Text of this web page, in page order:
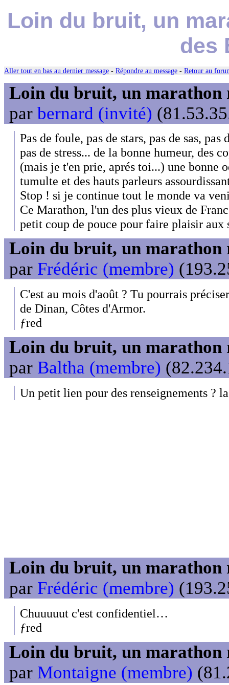
Loin du bruit, un
des
Aller tout en bas au dernier message - Répondre au message - Retour au
Loin du bruit, un marathon
par bernard (invité)
Pas de foule, pas de stars, pas de sas,
pas de stress... de la bonne humeur, des
(mais je t'en prie, aprés toi...) une bonne
tumulte et des hauts parleurs
Stop ! si je continue tout le monde va
Ce Marathon, l'un des plus vieux de
petit coup de pouce pour faire plaisir aux
Loin du bruit, un marathon
par Frédéric (membre)
C'est au mois d'août ? Tu pourrais
de Dinan, Côtes d'Armor.
ƒred
Loin du bruit, un marathon
par Baltha (membre)
Un petit lien pour des renseignements ?
Loin du bruit, un marathon
par Frédéric (membre)
Chuuuuut c'est confidentiel…
ƒred
Loin du bruit, un marathon
par Montaigne (membre)